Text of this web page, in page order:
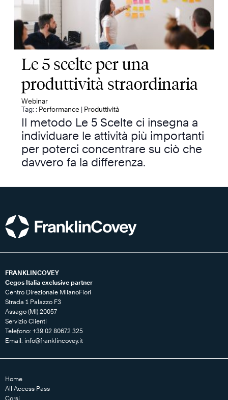
Le 5 scelte per una
produttività straordinaria
Webinar
Tag: : Performance | Produttività
Il metodo Le 5 Scelte ci insegna a
individuare le attività più importanti
per poterci concentrare su ciò che
davvero fa la differenza.
FRANKLINCOVEY
Cegos Italia exclusive partner
Centro Direzionale MilanoFiori
Strada 1 Palazzo F3
Assago (MI) 20057
Servizio Clienti
Telefono: +39 02 80672 325
Email: info@franklincovey.it
Home
All Access Pass
Corsi